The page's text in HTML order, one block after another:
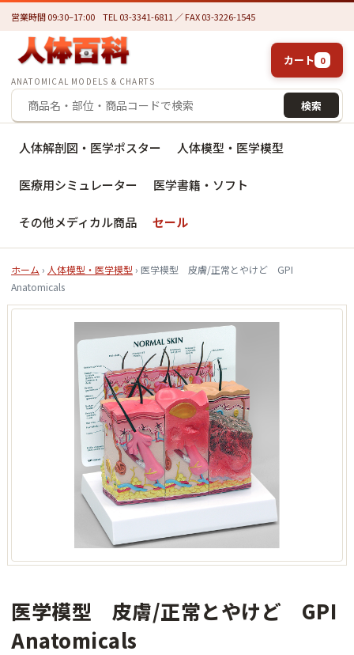
営業時間 09:30–17:00 TEL 03-3341-6811 ／ FAX 03-3226-1545
ANATOMICAL MODELS & CHARTS
検索
カート 0
人体解剖図・医学ポスター 人体模型・医学模型
医療用シミュレーター 医学書籍・ソフト
その他メディカル商品 セール
ホーム › 人体模型・医学模型 › 医学模型 皮膚/正常とやけど GPI
Anatomicals
医学模型 皮膚/正常とやけど GPI
Anatomicals